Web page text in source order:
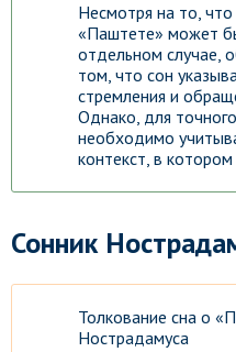
Несмотря на то,
«Паштете» может
отдельном случае,
том, что сон
стремления и
Однако, для
необходимо
контекст, в
Сонник
Толкование сна о
Нострадамуса